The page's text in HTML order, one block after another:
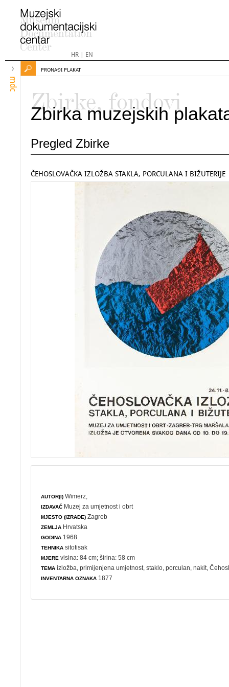
HR| EN
mdc
PRONAĐI PLAKAT
Zbirke, fondovi
Zbirka muzejskih
Pregled Zbirke
ČEHOSLOVAČKA IZLOŽBA STAKLA, PORCULANA I BIŽUTERIJE
AUTOR(I) Wimerz,
IZDAVAČ Muzej za umjetnost i obrt
MJESTO (IZRADE) Zagreb
ZEMLJA Hrvatska
GODINA 1968.
TEHNIKA sitotisak
MJERE visina: 84 cm; širina: 58 cm
TEMA izložba ,primijenjena umjetnost ,staklo ,porculan ,nakit ,
INVENTARNA OZNAKA 1877